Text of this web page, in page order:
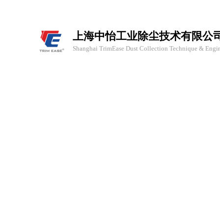
上海中怡工业除尘技术有限公
Shanghai TrimEase Dust Collection Technique &